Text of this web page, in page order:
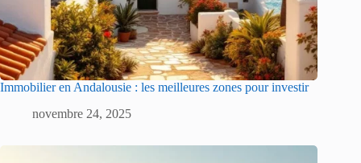
Immobilier en Andalousie : les meilleures zones pour investir
novembre 24, 2025